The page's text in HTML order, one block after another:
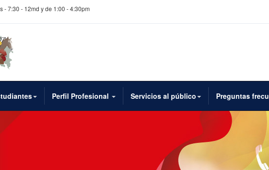
- 7:30 - 12md y de 1:00 - 4:30pm
Perfil Profesional Servicios al público Preguntas